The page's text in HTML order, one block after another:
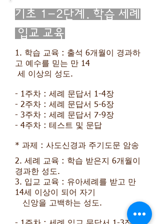
기초 1-2단계. 학습 세례
입교 교육
1. 학습 교육 : 출석 6개월이 경과하
고 예수를 믿는 만 14
세 이상의 성도.
- 1주차 : 세례 문답서 1-4장
- 2주차 : 세례 문답서 5-6장
- 3주차 : 세례 문답서 7-9장
- 4주차 : 테스트 및 문답
* 과제 : 사도신경과 주기도문 암송
2. 세례 교육 : 학습 받은지 6개월이
경과한 성도.
3. 입교 교육 : 유아세례를 받고 만
14세 이상이 되어 자기
신앙을 고백하는 성도.